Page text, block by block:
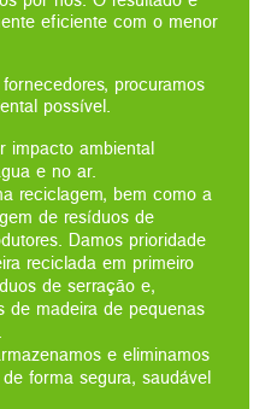
eficiente com o menor
procuramos
possível.
impacto ambiental
e no ar.
reciclagem, bem como a
de resíduos de
Damos prioridade
reciclada em primeiro
de serração e,
de madeira de pequenas
e eliminamos
forma segura, saudável